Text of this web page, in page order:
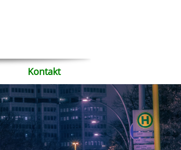
Kontakt